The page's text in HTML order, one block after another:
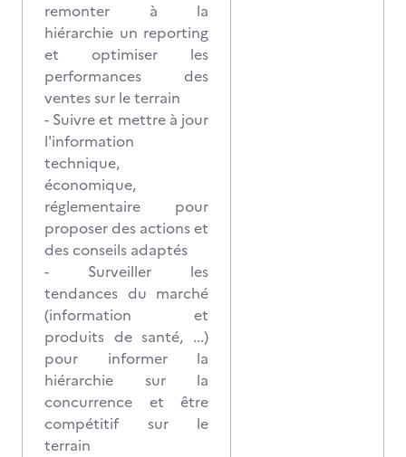
remonter à la
hiérarchie un reporting
et optimiser les
performances des
ventes sur le terrain
- Suivre et mettre à jour
l'information
technique,
économique,
réglementaire pour
proposer des actions et
des conseils adaptés
- Surveiller les
tendances du marché
(information et
produits de santé, ...)
pour informer la
hiérarchie sur la
concurrence et être
compétitif sur le
terrain